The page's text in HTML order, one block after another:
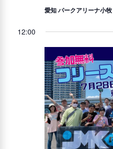
ト
for
2025
愛知 パークアリーナ小牧
12:00